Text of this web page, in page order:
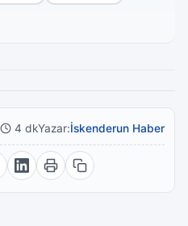
4 dkYazar:İskenderun Haber